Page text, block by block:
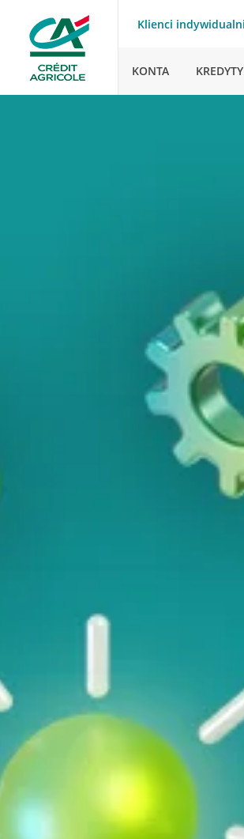
Klienci indywidualni
KONTA KREDYTY